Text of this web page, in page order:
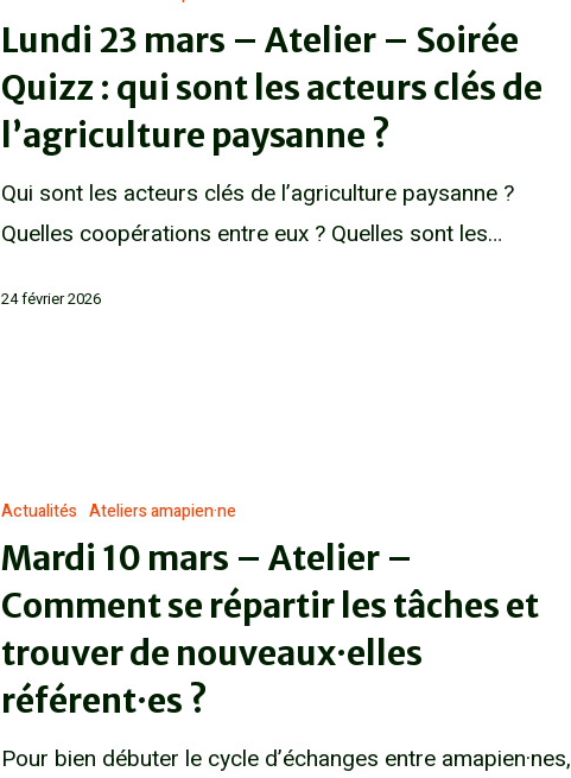
Lundi 23 mars – Atelier – Soirée
Quizz : qui sont les acteurs clés de
l’agriculture paysanne ?
Qui sont les acteurs clés de l’agriculture paysanne ?
Quelles coopérations entre eux ? Quelles sont les…
24 février 2026
Actualités Ateliers amapien·ne
Mardi 10 mars – Atelier –
Comment se répartir les tâches et
trouver de nouveaux·elles
référent·es ?
Pour bien débuter le cycle d’échanges entre amapien·nes,